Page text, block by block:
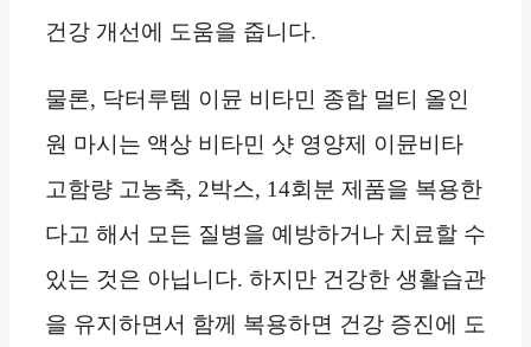
건강 개선에 도움을 줍니다.
물론, 닥터루템 이뮨 비타민 종합 멀티 올인
원 마시는 액상 비타민 샷 영양제 이뮨비타
고함량 고농축, 2박스, 14회분 제품을 복용한
다고 해서 모든 질병을 예방하거나 치료할 수
있는 것은 아닙니다. 하지만 건강한 생활습관
을 유지하면서 함께 복용하면 건강 증진에 도